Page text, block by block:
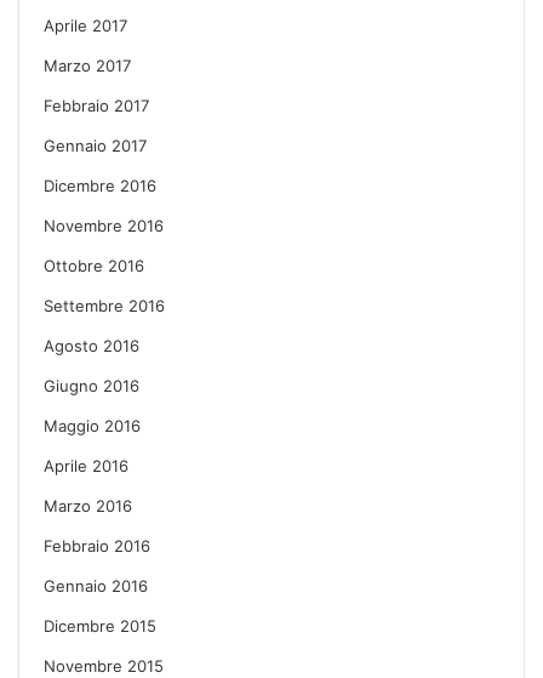
Aprile 2017
Marzo 2017
Febbraio 2017
Gennaio 2017
Dicembre 2016
Novembre 2016
Ottobre 2016
Settembre 2016
Agosto 2016
Giugno 2016
Maggio 2016
Aprile 2016
Marzo 2016
Febbraio 2016
Gennaio 2016
Dicembre 2015
Novembre 2015